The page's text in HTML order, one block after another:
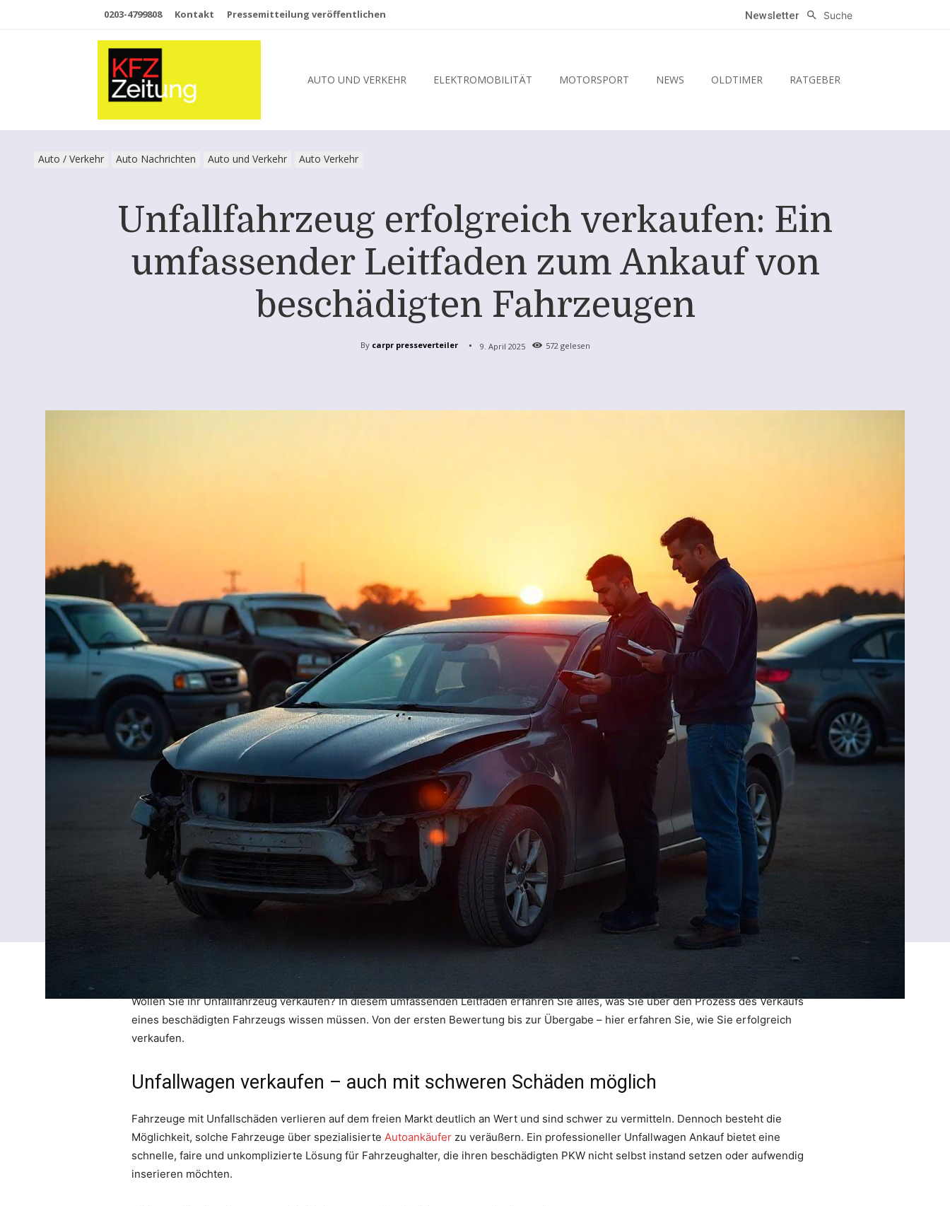
0203-4799808 Kontakt Pressemitteilung veröffentlichen Newsletter Suche
AUTO UND VERKEHR ELEKTROMOBILITÄT MOTORSPORT NEWS OLDTIMER RATGEBER
Auto / Verkehr Auto Nachrichten Auto und Verkehr Auto Verkehr
Unfallfahrzeug erfolgreich verkaufen: Ein
umfassender Leitfaden zum Ankauf von
beschädigten Fahrzeugen
By carpr presseverteiler 9. April 2025 572gelesen
Wollen Sie ihr Unfallfahrzeug verkaufen? In diesem umfassenden Leitfaden erfahren Sie alles, was Sie über den Prozess des Verkaufs
eines beschädigten Fahrzeugs wissen müssen. Von der ersten Bewertung bis zur Übergabe – hier erfahren Sie, wie Sie erfolgreich
verkaufen.
Unfallwagen verkaufen – auch mit schweren Schäden möglich
Fahrzeuge mit Unfallschäden verlieren auf dem freien Markt deutlich an Wert und sind schwer zu vermitteln. Dennoch besteht die
Möglichkeit, solche Fahrzeuge über spezialisierte Autoankäufer zu veräußern. Ein professioneller Unfallwagen Ankauf bietet eine
schnelle, faire und unkomplizierte Lösung für Fahrzeughalter, die ihren beschädigten PKW nicht selbst instand setzen oder aufwendig
inserieren möchten.